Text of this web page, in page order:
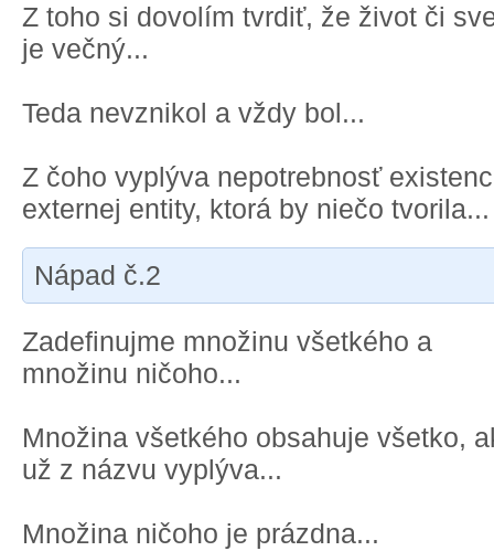
Z toho si dovolím tvrdiť, že život či
je večný...
Teda nevznikol a vždy bol...
Z čoho vyplýva nepotrebnosť
externej entity, ktorá by niečo tvorila...
Nápad č.2
Zadefinujme množinu všetkého a
množinu ničoho...
Množina všetkého obsahuje všetko,
už z názvu vyplýva...
Množina ničoho je prázdna...